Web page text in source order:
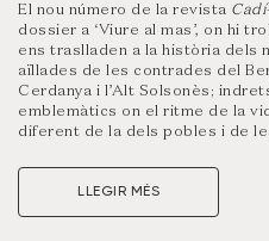
El nou número de la revista
dossier a ‘Viure al mas’, on hi
ens traslladen a la història dels
aïllades de les contrades del
Cerdanya i l’Alt Solsonès;
emblemàtics on el ritme de la
diferent de la dels pobles i de
hi viuen i altres que s’han hagut
tant en tant hi fan vida, altres hi
tot, els més joves de la familia
LLEGIR MÉS